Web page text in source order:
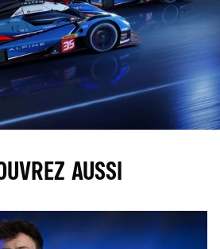
AUSSI